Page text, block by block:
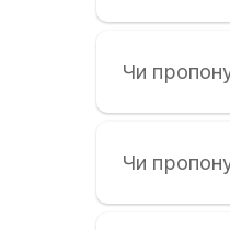
Чи
Чи